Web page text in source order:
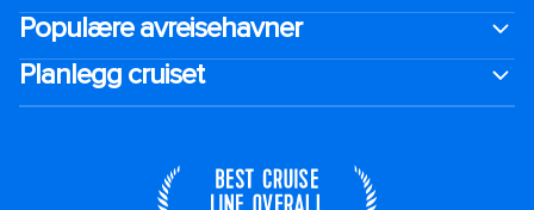
Populære avreisehavner
Planlegg cruiset